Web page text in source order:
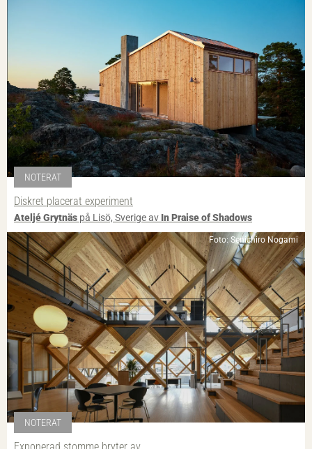
NOTERAT
Diskret placerat experiment
Ateljé Grytnäs på Lisö, Sverige av In Praise of Shadows
Foto: Senichiro Nogami
NOTERAT